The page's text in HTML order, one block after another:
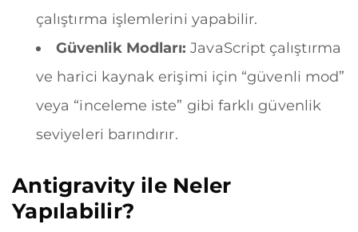
çalıştırma işlemlerini yapabilir.
Güvenlik Modları: JavaScript çalıştırma
ve harici kaynak erişimi için “güvenli mod”
veya “inceleme iste” gibi farklı güvenlik
seviyeleri barındırır.
Antigravity ile Neler
Yapılabilir?